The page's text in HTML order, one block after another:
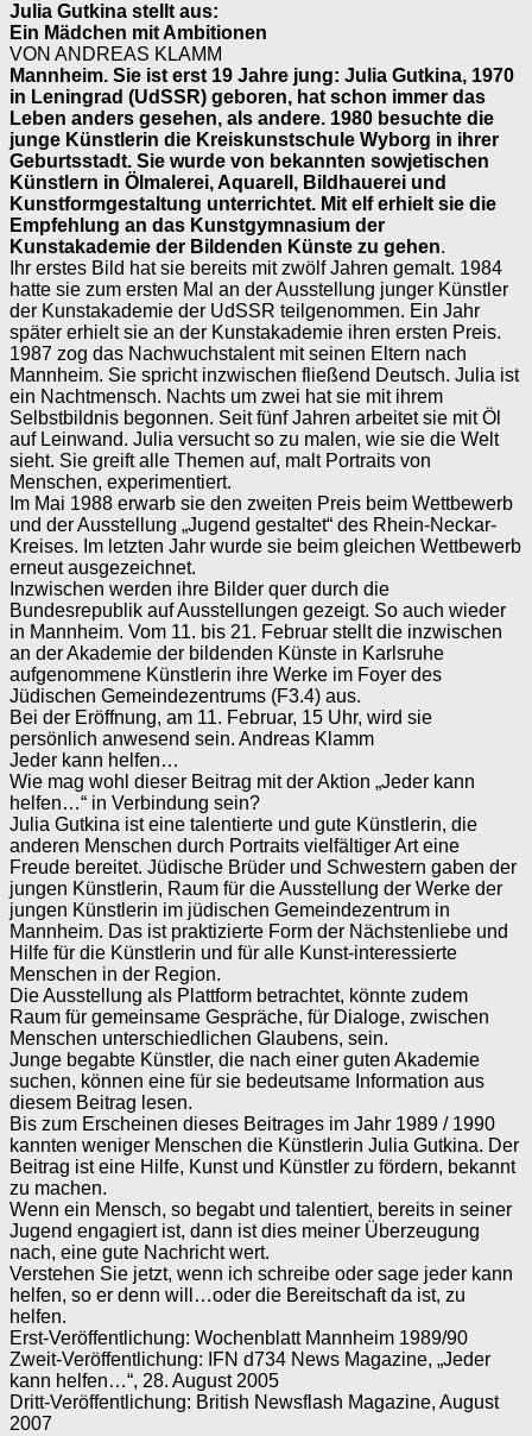
Julia Gutkina stellt aus:
Ein Mädchen mit Ambitionen
VON ANDREAS KLAMM
Mannheim. Sie ist erst 19 Jahre jung: Julia Gutkina, 1970
in Leningrad (UdSSR) geboren, hat schon immer das
Leben anders gesehen, als andere. 1980 besuchte die
junge Künstlerin die Kreiskunstschule Wyborg in ihrer
Geburtsstadt. Sie wurde von bekannten sowjetischen
Künstlern in Ölmalerei, Aquarell, Bildhauerei und
Kunstformgestaltung unterrichtet. Mit elf erhielt sie die
Empfehlung an das Kunstgymnasium der
Kunstakademie der Bildenden Künste zu gehen.
Ihr erstes Bild hat sie bereits mit zwölf Jahren gemalt. 1984
hatte sie zum ersten Mal an der Ausstellung junger Künstler
der Kunstakademie der UdSSR teilgenommen. Ein Jahr
später erhielt sie an der Kunstakademie ihren ersten Preis.
1987 zog das Nachwuchstalent mit seinen Eltern nach
Mannheim. Sie spricht inzwischen fließend Deutsch. Julia ist
ein Nachtmensch. Nachts um zwei hat sie mit ihrem
Selbstbildnis begonnen. Seit fünf Jahren arbeitet sie mit Öl
auf Leinwand. Julia versucht so zu malen, wie sie die Welt
sieht. Sie greift alle Themen auf, malt Portraits von
Menschen, experimentiert.
Im Mai 1988 erwarb sie den zweiten Preis beim Wettbewerb
und der Ausstellung „Jugend gestaltet“ des Rhein-Neckar-
Kreises. Im letzten Jahr wurde sie beim gleichen Wettbewerb
erneut ausgezeichnet.
Inzwischen werden ihre Bilder quer durch die
Bundesrepublik auf Ausstellungen gezeigt. So auch wieder
in Mannheim. Vom 11. bis 21. Februar stellt die inzwischen
an der Akademie der bildenden Künste in Karlsruhe
aufgenommene Künstlerin ihre Werke im Foyer des
Jüdischen Gemeindezentrums (F3.4) aus.
Bei der Eröffnung, am 11. Februar, 15 Uhr, wird sie
persönlich anwesend sein. Andreas Klamm
Jeder kann helfen…
Wie mag wohl dieser Beitrag mit der Aktion „Jeder kann
helfen…“ in Verbindung sein?
Julia Gutkina ist eine talentierte und gute Künstlerin, die
anderen Menschen durch Portraits vielfältiger Art eine
Freude bereitet. Jüdische Brüder und Schwestern gaben der
jungen Künstlerin, Raum für die Ausstellung der Werke der
jungen Künstlerin im jüdischen Gemeindezentrum in
Mannheim. Das ist praktizierte Form der Nächstenliebe und
Hilfe für die Künstlerin und für alle Kunst-interessierte
Menschen in der Region.
Die Ausstellung als Plattform betrachtet, könnte zudem
Raum für gemeinsame Gespräche, für Dialoge, zwischen
Menschen unterschiedlichen Glaubens, sein.
Junge begabte Künstler, die nach einer guten Akademie
suchen, können eine für sie bedeutsame Information aus
diesem Beitrag lesen.
Bis zum Erscheinen dieses Beitrages im Jahr 1989 / 1990
kannten weniger Menschen die Künstlerin Julia Gutkina. Der
Beitrag ist eine Hilfe, Kunst und Künstler zu fördern, bekannt
zu machen.
Wenn ein Mensch, so begabt und talentiert, bereits in seiner
Jugend engagiert ist, dann ist dies meiner Überzeugung
nach, eine gute Nachricht wert.
Verstehen Sie jetzt, wenn ich schreibe oder sage jeder kann
helfen, so er denn will…oder die Bereitschaft da ist, zu
helfen.
Erst-Veröffentlichung: Wochenblatt Mannheim 1989/90
Zweit-Veröffentlichung: IFN d734 News Magazine, „Jeder
kann helfen…“, 28. August 2005
Dritt-Veröffentlichung: British Newsflash Magazine, August
2007